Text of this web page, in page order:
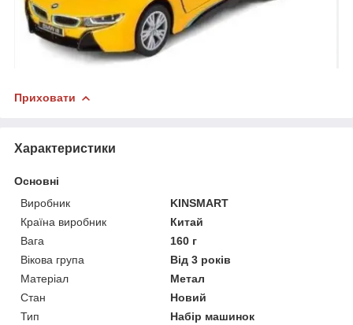
Приховати
Характеристики
Основні
Виробник
KINSMART
Країна виробник
Китай
Вага
160 г
Вікова група
Від 3 років
Матеріал
Метал
Стан
Новий
Тип
Набір машинок